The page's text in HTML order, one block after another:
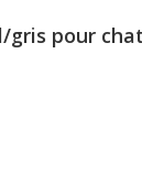
gris pour